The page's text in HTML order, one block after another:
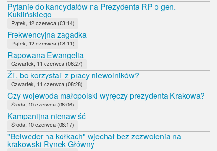
Pytanie do kandydatów na Prezydenta RP o gen.
Kuklińskiego
Piątek, 12 czerwca (03:14)
Frekwencyjna zagadka
Piątek, 12 czerwca (08:11)
Rapowana Ewangelia
Czwartek, 11 czerwca (06:27)
Źli, bo korzystali z pracy niewolników?
Czwartek, 11 czerwca (08:28)
Czy wojewoda małopolski wyręczy prezydenta Krakowa?
Środa, 10 czerwca (06:06)
Kampanijna nienawiść
Środa, 10 czerwca (08:17)
"Belweder na kółkach" wjechał bez zezwolenia na
krakowski Rynek Główny